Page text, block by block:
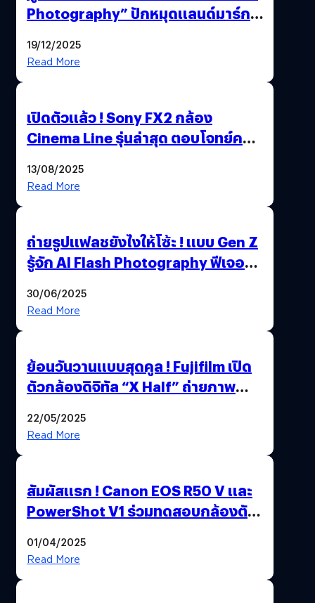
Photography” ปักหมุดแลนด์มาร์ก
19/12/2025
Read More
เปิดตัวแล้ว ! Sony FX2 กล้อง
Cinema Line รุ่นล่าสุด ตอบโจทย์ครี
13/08/2025
Read More
ถ่ายรูปแฟลชยังไงให้โซ้ะ ! แบบ Gen Z
รู้จัก AI Flash Photography ฟีเจอร์
30/06/2025
Read More
ย้อนวันวานแบบสุดคูล ! Fujifilm เปิด
ตัวกล้องดิจิทัล “X Half” ถ่ายภาพ
22/05/2025
Read More
สัมผัสแรก ! Canon EOS R50 V และ
PowerShot V1 ร่วมทดสอบกล้องตัว
01/04/2025
Read More